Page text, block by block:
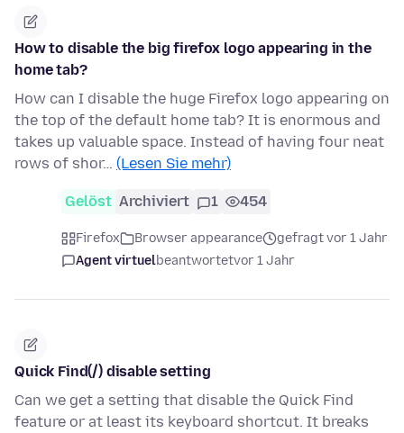
How to disable the big firefox logo appearing in the
home tab?
How can I disable the huge Firefox logo appearing on
the top of the default home tab? It is enormous and
takes up valuable space. Instead of having four neat
rows of shor… (Lesen Sie mehr)
Gelöst Archiviert 1 454
Firefox Browser appearance
gefragt vor 1 Jahr
Agent virtuelbeantwortetvor 1 Jahr
Quick Find(/) disable setting
Can we get a setting that disable the Quick Find
feature or at least its keyboard shortcut. It breaks